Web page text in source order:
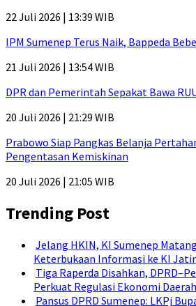
22 Juli 2026 | 13:39 WIB
IPM Sumenep Terus Naik, Bappeda
21 Juli 2026 | 13:54 WIB
DPR dan Pemerintah Sepakat Bawa
20 Juli 2026 | 21:29 WIB
Prabowo Siap Pangkas Belanja
Pengentasan Kemiskinan
20 Juli 2026 | 21:05 WIB
Trending Post
Jelang HKIN, KI Sumenep
Keterbukaan Informasi ke KI
Tiga Raperda Disahkan,
Perkuat Regulasi Ekonomi Daerah
Pansus DPRD Sumenep: LKPj